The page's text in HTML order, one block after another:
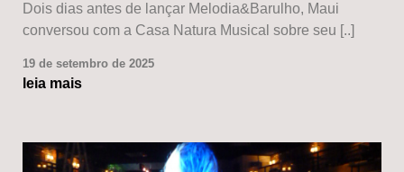
Dois dias antes de lançar Melodia&Barulho, Maui
conversou com a Casa Natura Musical sobre seu [..]
19 de setembro de 2025
leia mais